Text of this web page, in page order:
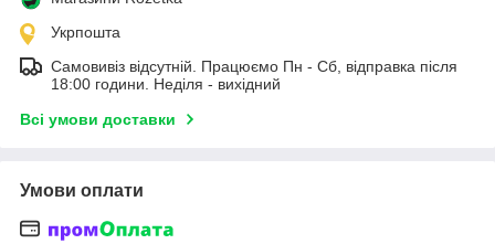
Укрпошта
Самовивіз відсутній. Працюємо Пн - Сб, відправка після
18:00 години. Неділя - вихідний
Всі умови доставки
Умови оплати